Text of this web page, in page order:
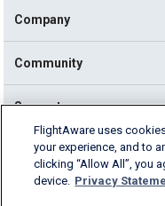
Company
Community
Support
English (USA)
2026 FlightAware
FlightAware uses
your experience, and to
clicking “Allow All”, you
device. Privacy